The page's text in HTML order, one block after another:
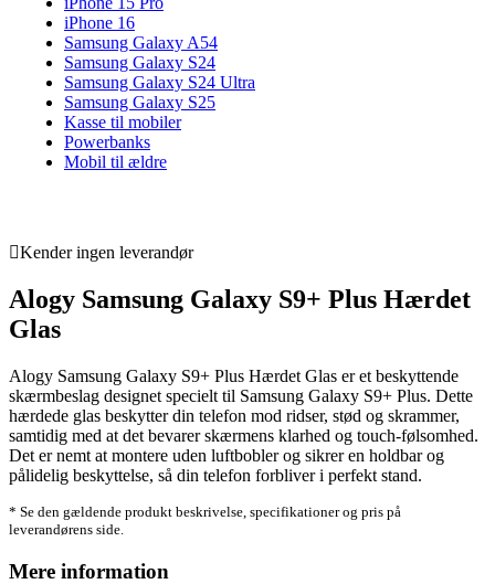
iPhone 16
Samsung Galaxy A54
Samsung Galaxy S24
Samsung Galaxy S24 Ultra
Samsung Galaxy S25
Kasse til mobiler
Powerbanks
Mobil til ældre
Kender ingen leverandør
Alogy Samsung Galaxy S9+ Plus Hærdet
Glas
Alogy Samsung Galaxy S9+ Plus Hærdet Glas er et beskyttende
skærmbeslag designet specielt til Samsung Galaxy S9+ Plus. Dette
hærdede glas beskytter din telefon mod ridser, stød og skrammer,
samtidig med at det bevarer skærmens klarhed og touch-følsomhed.
Det er nemt at montere uden luftbobler og sikrer en holdbar og
pålidelig beskyttelse, så din telefon forbliver i perfekt stand.
* Se den gældende produkt beskrivelse, specifikationer og pris på
leverandørens side.
Mere information